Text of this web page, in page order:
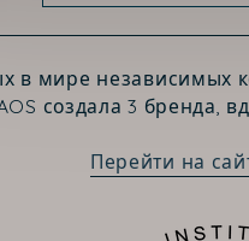
в мире независимых
создала 3 бренда,
Перейти на